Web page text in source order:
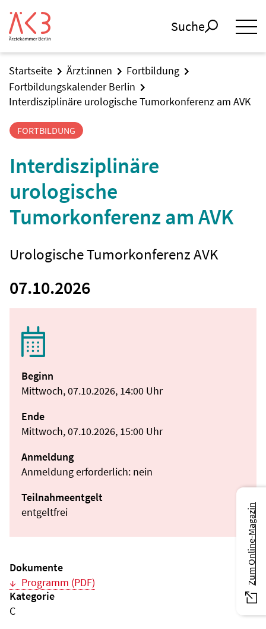
Suche
Startseite Ärzt:innen
Fortbildung
Fortbildungskalender Berlin
Interdisziplinäre urologische Tumorkonferenz am AVK
FORTBILDUNG
Interdisziplinäre
urologische
Tumorkonferenz am AVK
Urologische Tumorkonferenz AVK
07.10.2026
Beginn
Mittwoch, 07.10.2026, 14:00 Uhr
Ende
Mittwoch, 07.10.2026, 15:00 Uhr
Anmeldung
Anmeldung erforderlich: nein
Teilnahmeentgelt
entgeltfrei
Dokumente
Programm (PDF)
Kategorie
C
Zum Online-Magazin